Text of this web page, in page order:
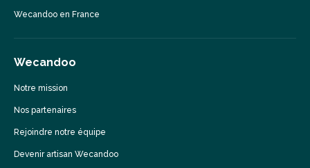
Wecandoo en France
Wecandoo
Notre mission
Nos partenaires
Rejoindre notre équipe
Devenir artisan Wecandoo